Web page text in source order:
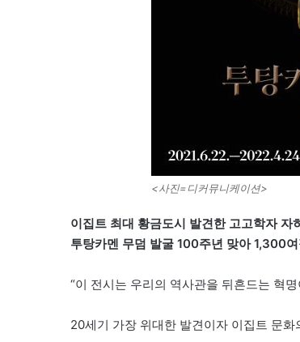
<사진=디커뮤니케이션>
이집트 최대 황금도시 발견한 고고학자 자
투탕카멘 무덤 발굴 100주년 맞아 1,300
“이 전시는 우리의 역사관을 뒤흔드는 혁
20세기 가장 위대한 발견이자 이집트 문